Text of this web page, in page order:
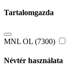
Tartalomgazda
MNL OL (7300)
Névtér használata